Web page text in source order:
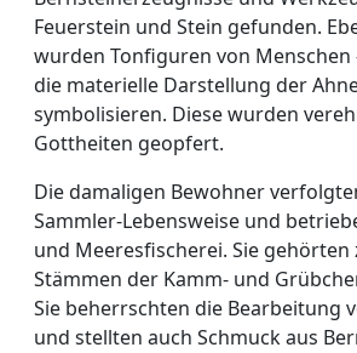
Feuerstein und Stein gefunden.
wurden Tonfiguren von Menschen
die materielle Darstellung der
symbolisieren. Diese wurden
Gottheiten geopfert.
Die damaligen Bewohner
Sammler-Lebensweise und
und Meeresfischerei. Sie gehörten
Stämmen der Kamm- und
Sie beherrschten die Bearbeitung
und stellten auch Schmuck aus